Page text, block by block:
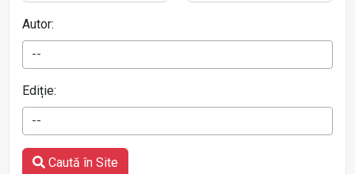
Autor:
--
Ediție:
--
Caută în Site